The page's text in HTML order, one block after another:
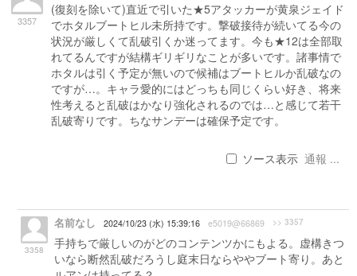
3357
(復刻を除いて)直近で引いた★5アタッカーが黄泉ジェイド
でホタルブートヒル未所持です。撃破接待が続いてる今の
状況が厳しくて乱破引くか迷ってます。今も★12は全部取
れてるんですが結構ギリギリなことが多いです。諸事情で
ホタルは引く予定が無いので候補はブートヒルか乱破なの
ですが…。キャラ愛的にはどっちも同じくらい好き、将来
性考えると乱破はかなり強化されるのでは…と感じて若干
乱破寄りです。ちなサンデーは確保予定です。
ソース表示 通報 ...
3358
名前なし 2024/10/23 (水) 15:39:16 e5019@66869 >> 3357
手持ちで厳しいのがどのコンテンツかにもよる。虚構きつ
いなら断然乱破だろうし庭末日ならややブート寄り。あと